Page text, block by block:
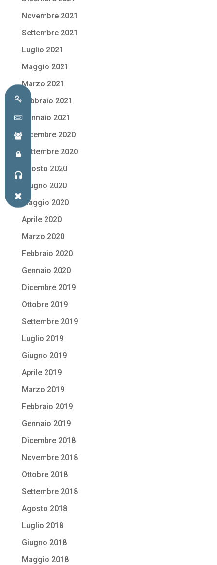
Novembre 2021
Settembre 2021
Luglio 2021
Maggio 2021
Marzo 2021
Febbraio 2021
Gennaio 2021
Dicembre 2020
Settembre 2020
Agosto 2020
Giugno 2020
Maggio 2020
Aprile 2020
Marzo 2020
Febbraio 2020
Gennaio 2020
Dicembre 2019
Ottobre 2019
Settembre 2019
Luglio 2019
Giugno 2019
Aprile 2019
Marzo 2019
Febbraio 2019
Gennaio 2019
Dicembre 2018
Novembre 2018
Ottobre 2018
Settembre 2018
Agosto 2018
Luglio 2018
Giugno 2018
Maggio 2018